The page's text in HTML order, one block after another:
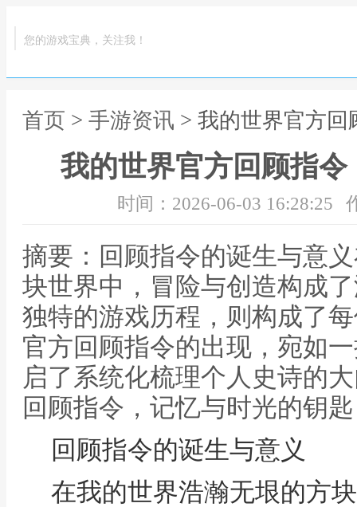
您的游戏宝典，关注我！
首页 > 手游资讯 > 我的世界官方
我的世界官方回顾指
时间：2026-06-03 16:28:25
摘要：回顾指令的诞生与意
块世界中，冒险与创造构成
独特的游戏历程，则构成了
官方回顾指令的出现，宛如
启了系统化梳理个人史诗的
回顾指令，记忆与时光的钥匙
回顾指令的诞生与意义
在我的世界浩瀚无垠的方